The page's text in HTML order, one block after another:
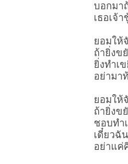
บอกมา
เธอเจ้
ยอมให้
ถ้ายิ่งข
ยิ่งทำเ
อย่ามา
ยอมให้
ถ้ายิ่งข
ชอบทำ
เดี๋ยวฉั
อย่าแค่